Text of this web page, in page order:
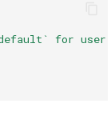
for user